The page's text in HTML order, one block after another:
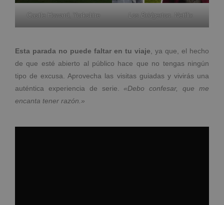
Castle Howard, Yorkshire Los Bridgerton. Netflix
Esta parada no puede faltar en tu viaje , ya que, el hecho
de que esté abierto al público hace que no tengas ningún
tipo de excusa. Aprovecha las visitas guiadas y vivirás una
auténtica experiencia de serie. «Debo confesar, que me
encanta tener razón.»